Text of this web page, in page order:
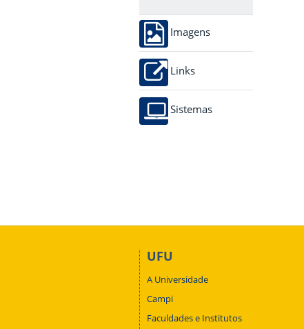
Imagens
Links
Sistemas
UFU
A Universidade
Campi
Faculdades e Institutos